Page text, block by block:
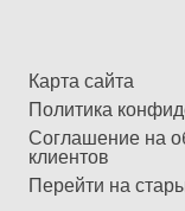
Карта сайта
Политика
Соглашение на
клиентов
Перейти на